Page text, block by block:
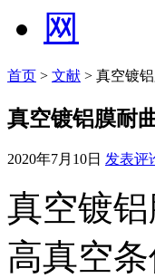
首页 > 文献 > 真空镀
真空镀铝膜耐
2020年7月10日 发表评
真空镀
高真空